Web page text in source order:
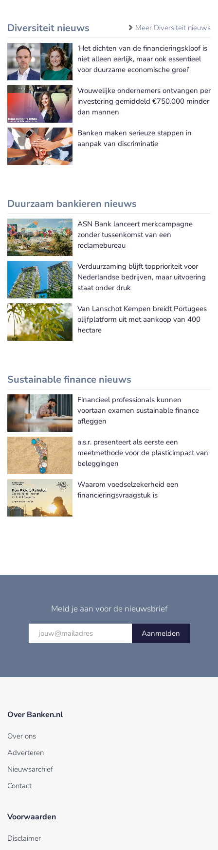
Diversiteit nieuws Meer Diversiteit nieuws
‘Het dichten van de financieringskloof is
niet alleen eerlijk, maar ook essentieel
voor duurzame economische groei’
Vrouwelijke ondernemers ontvangen per
investering gemiddeld €750.000 minder
dan mannen
Banken maken serieuze stappen in
aanpak van discriminatie
Duurzaam bankieren nieuws
Meer Duurzaam bankieren nieuws
ASN Bank lanceert merkcampagne
zonder tussenkomst van een
reclamebureau
Verduurzaming blijft topprioriteit voor
Nederlandse bedrijven, maar uitvoering
staat onder druk
Van Lanschot Kempen breidt Portugees
olijfplatform uit met aankoop van 400
hectare
Sustainable finance nieuws
Meer Sustainable finance nieuws
Financieel professionals kunnen
voortaan examen sustainable finance
afleggen
a.s.r. presenteert als eerste een
meetmethode voor de plasticimpact van
beleggingen
Waarom voedselzekerheid een
financieringsvraagstuk is
Meld je aan voor de nieuwsbrief
Aanmelden
Over Banken.nl
Over ons
Adverteren
Nieuwsarchief
Contact
Voorwaarden
Disclaimer